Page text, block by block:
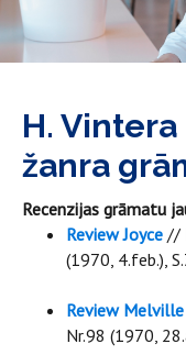
H.
žanra
Recenzijas grāmatu
Review Joyce //
(1970, 4.feb.),
Review Melville
Nr.98 (1970,